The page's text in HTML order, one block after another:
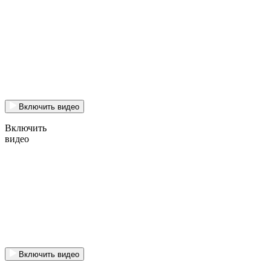
Включить видео
Включить
видео
Включить видео